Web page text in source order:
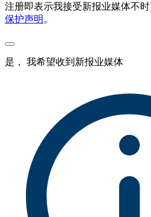
注册即表示我接受新报业媒体不
保护声明 。
是， 我希望收到新报业媒体